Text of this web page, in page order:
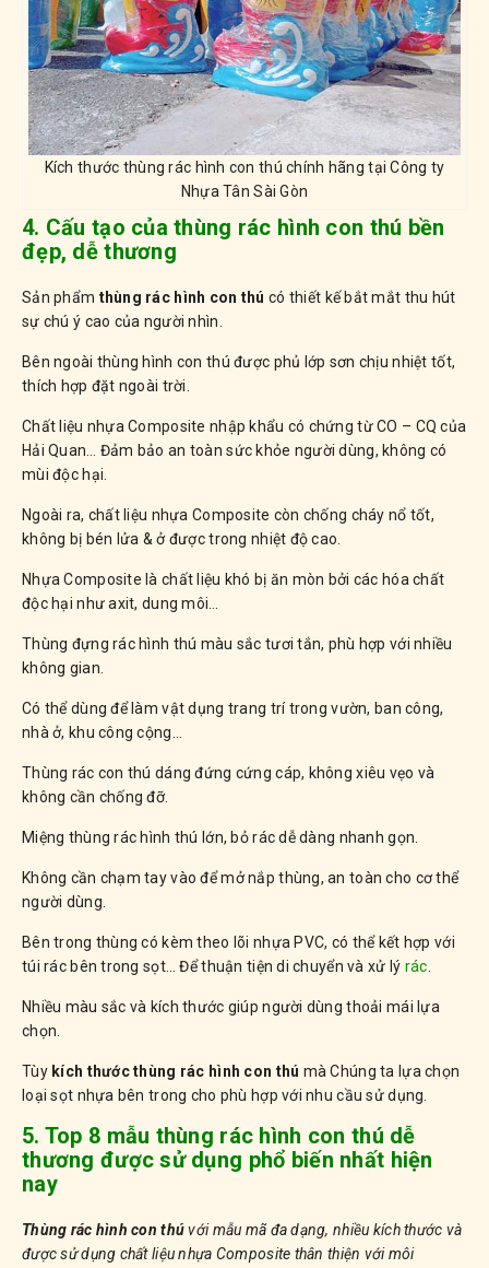
Kích thước thùng rác hình con thú chính hãng tại Công ty
Nhựa Tân Sài Gòn
4. Cấu tạo của thùng rác hình con thú bền
đẹp, dễ thương
Sản phẩm thùng rác hình con thú có thiết kế bắt mắt thu hút
sự chú ý cao của người nhìn.
Bên ngoài thùng hình con thú được phủ lớp sơn chịu nhiệt tốt,
thích hợp đặt ngoài trời.
Chất liệu nhựa Composite nhập khẩu có chứng từ CO – CQ của
Hải Quan… Đảm bảo an toàn sức khỏe người dùng, không có
mùi độc hại.
Ngoài ra, chất liệu nhựa Composite còn chống cháy nổ tốt,
không bị bén lửa & ở được trong nhiệt độ cao.
Nhựa Composite là chất liệu khó bị ăn mòn bởi các hóa chất
độc hại như axit, dung môi…
Thùng đựng rác hình thú màu sắc tươi tắn, phù hợp với nhiều
không gian.
Có thể dùng để làm vật dụng trang trí trong vườn, ban công,
nhà ở, khu công cộng…
Thùng rác con thú dáng đứng cứng cáp, không xiêu vẹo và
không cần chống đỡ.
Miệng thùng rác hình thú lớn, bỏ rác dễ dàng nhanh gọn.
Không cần chạm tay vào để mở nắp thùng, an toàn cho cơ thể
người dùng.
Bên trong thùng có kèm theo lõi nhựa PVC, có thể kết hợp với
túi rác bên trong sọt… Để thuận tiện di chuyển và xử lý rác
Nhiều màu sắc và kích thước giúp người dùng thoải mái lựa
chọn.
Tùy kích thước thùng rác hình con thú mà Chúng ta lựa chọn
loại sọt nhựa bên trong cho phù hợp với nhu cầu sử dụng.
5. Top 8 mẫu thùng rác hình con thú dễ
thương được sử dụng phổ biến nhất hiện
nay
Thùng rác hình con thúvới mẫu mã đa dạng, nhiều kích thước và
được sử dụng chất liệu nhựa Composite thân thiện với môi